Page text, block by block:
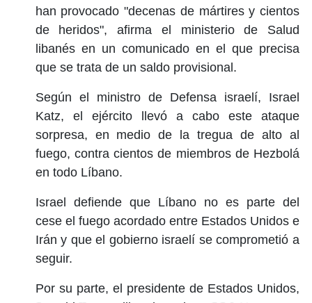
han provocado "decenas de mártires y cientos
de heridos", afirma el ministerio de Salud
libanés en un comunicado en el que precisa
que se trata de un saldo provisional.
Según el ministro de Defensa israelí, Israel
Katz, el ejército llevó a cabo este ataque
sorpresa, en medio de la tregua de alto al
fuego, contra cientos de miembros de Hezbolá
en todo Líbano.
Israel defiende que Líbano no es parte del
cese el fuego acordado entre Estados Unidos e
Irán y que el gobierno israelí se comprometió a
seguir.
Por su parte, el presidente de Estados Unidos,